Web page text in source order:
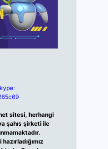
sitesi, herhangi
şahıs şirketi ile